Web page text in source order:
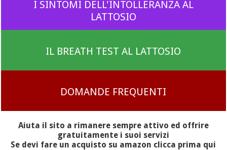
I SINTOMI DELL'INTOLLERANZA AL
LATTOSIO
IL BREATH TEST AL LATTOSIO
DOMANDE FREQUENTI
Aiuta il sito a rimanere sempre attivo ed offrire
gratuitamente i suoi servizi
Se devi fare un acquisto su amazon clicca prima qui